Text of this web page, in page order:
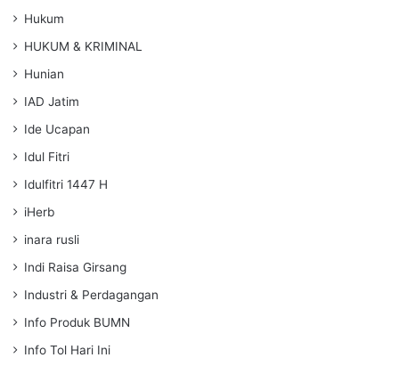
Hukum
HUKUM & KRIMINAL
Hunian
IAD Jatim
Ide Ucapan
Idul Fitri
Idulfitri 1447 H
iHerb
inara rusli
Indi Raisa Girsang
Industri & Perdagangan
Info Produk BUMN
Info Tol Hari Ini